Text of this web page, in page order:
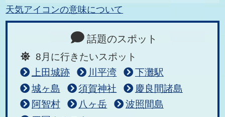
天気アイコンの意味について
話題のスポット
8月に行きたいスポット
上田城跡
川平湾
下灘駅
城ヶ島
須賀神社
慶良間諸島
阿智村
八ヶ岳
波照間島